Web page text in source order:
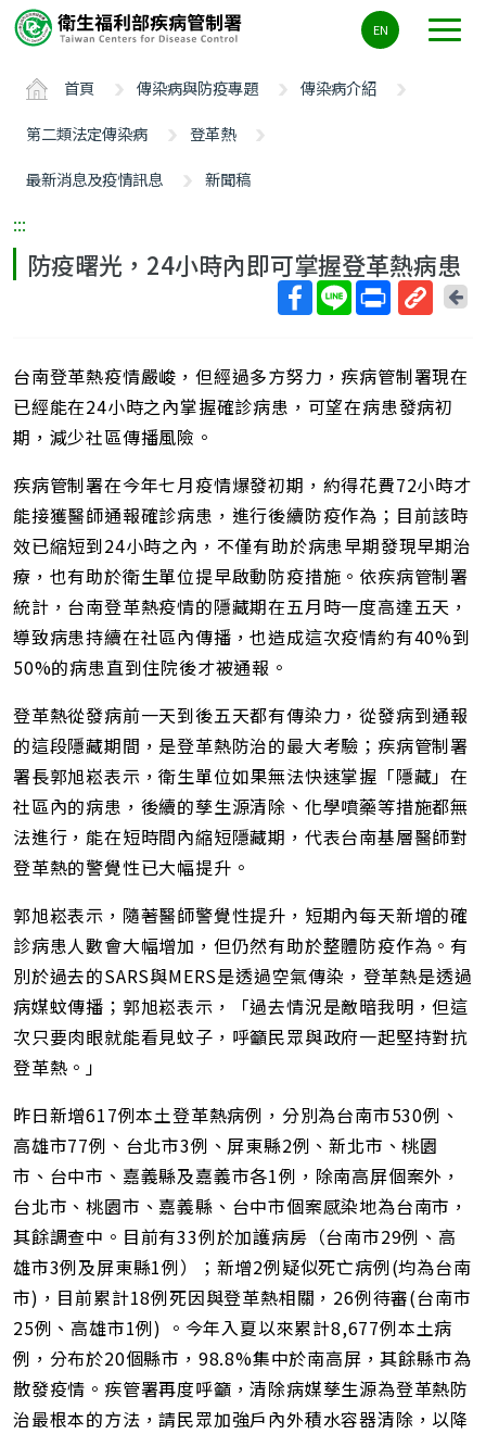
要
ALT+C
EN
首頁 傳染病與防疫專題
傳染病介紹
第二類法定傳染病
登革熱
最新消息及疫情訊息
新聞稿
:::
防疫曙光，24小時內即可掌握登革熱病患
短
網
回
台南登革熱疫情嚴峻，但經過多方努力，疾病管制署現在
已經能在24小時之內掌握確診病患，可望在病患發病初
期，減少社區傳播風險。
疾病管制署在今年七月疫情爆發初期，約得花費72小時才
能接獲醫師通報確診病患，進行後續防疫作為；目前該時
效已縮短到24小時之內，不僅有助於病患早期發現早期治
療，也有助於衛生單位提早啟動防疫措施。依疾病管制署
統計，台南登革熱疫情的隱藏期在五月時一度高達五天，
導致病患持續在社區內傳播，也造成這次疫情約有40%到
50%的病患直到住院後才被通報。
登革熱從發病前一天到後五天都有傳染力，從發病到通報
的這段隱藏期間，是登革熱防治的最大考驗；疾病管制署
署長郭旭崧表示，衛生單位如果無法快速掌握「隱藏」在
社區內的病患，後續的孳生源清除、化學噴藥等措施都無
法進行，能在短時間內縮短隱藏期，代表台南基層醫師對
登革熱的警覺性已大幅提升。
郭旭崧表示，隨著醫師警覺性提升，短期內每天新增的確
診病患人數會大幅增加，但仍然有助於整體防疫作為。有
別於過去的SARS與MERS是透過空氣傳染，登革熱是透過
病媒蚊傳播；郭旭崧表示，「過去情況是敵暗我明，但這
次只要肉眼就能看見蚊子，呼籲民眾與政府一起堅持對抗
登革熱。」
昨日新增617例本土登革熱病例，分別為台南市530例、
高雄市77例、台北市3例、屏東縣2例、新北市、桃園
市、台中市、嘉義縣及嘉義市各1例，除南高屏個案外，
台北市、桃園市、嘉義縣、台中市個案感染地為台南市，
其餘調查中。目前有33例於加護病房（台南市29例、高
雄市3例及屏東縣1例）；新增2例疑似死亡病例(均為台南
市)，目前累計18例死因與登革熱相關，26例待審(台南市
25例、高雄市1例) 。今年入夏以來累計8,677例本土病
例，分布於20個縣市，98.8%集中於南高屏，其餘縣市為
散發疫情。疾管署再度呼籲，清除病媒孳生源為登革熱防
治最根本的方法，請民眾加強戶內外積水容器清除，以降